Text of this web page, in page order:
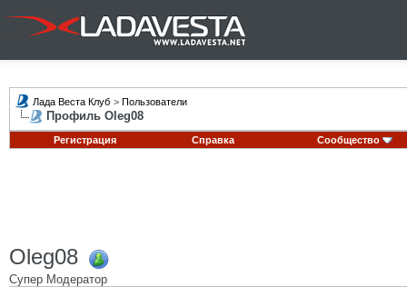
Лада Веста Клуб > Пользователи
Профиль Oleg08
Регистрация Справка Сообщество
Oleg08
Супер Модератор